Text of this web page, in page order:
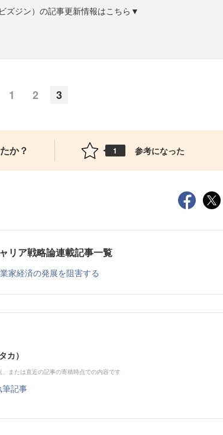
ズジン）の記事更新情報はこちら▼
1 2 3
か？ 1 参考になった
リア戦略論連載記事一覧
家経済の発展を阻害する
カ）
または直近の記事の寄稿時点での内容です
筆記事